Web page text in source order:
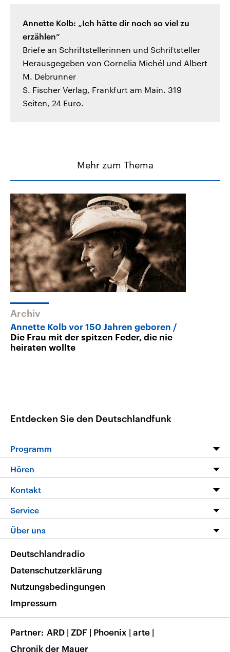
Annette Kolb: „Ich hätte dir noch so viel zu
erzählen“
Briefe an Schriftstellerinnen und Schriftsteller
Herausgegeben von Cornelia Michél und Albert
M. Debrunner
S. Fischer Verlag, Frankfurt am Main. 319
Seiten, 24 Euro.
Mehr zum Thema
Archiv
Annette Kolb vor 150 Jahren geboren
Die Frau mit der spitzen Feder, die nie
heiraten wollte
Entdecken Sie den Deutschlandfunk
Programm
Die Nachrichten
Nachrichtenleicht
Neue Beiträge auf dlf.de
Hören
Livestream
Podcasts
Deutschlandfunk App
Nachrichten App
Frequenzen
Kontakt
Service
FAQ
Veranstaltungen
Musikliste
RSS
Über uns
Barrierefreiheit
Deutschlandradio
Datenschutzerklärung
Nutzungsbedingungen
Impressum
Partner ARD | ZDF | Phoenix | arte |
Chronik der Mauer